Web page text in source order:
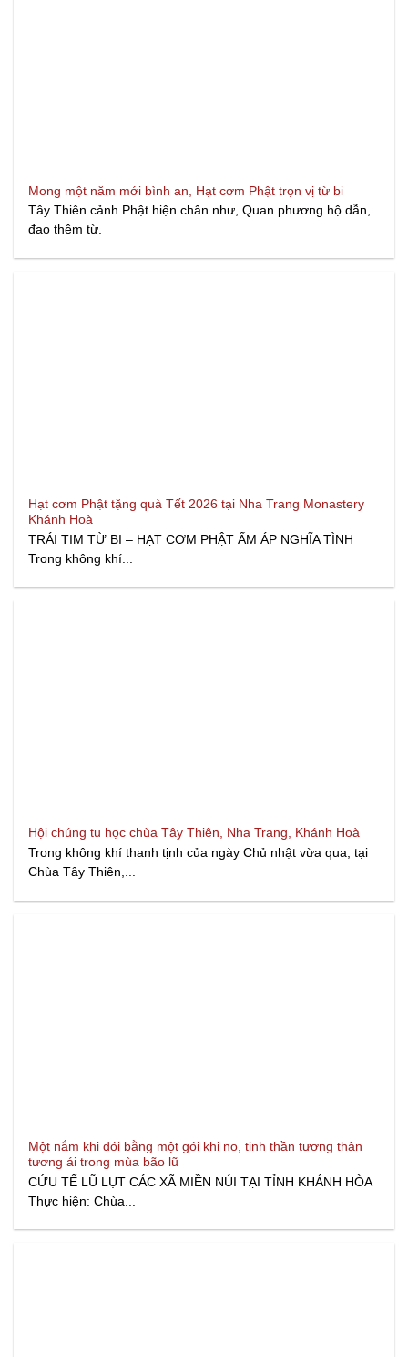
Mong một năm mới bình an, Hạt cơm Phật trọn vị từ bi
Tây Thiên cảnh Phật hiện chân như, Quan phương hộ dẫn,
đạo thêm từ.
Hạt cơm Phật tặng quà Tết 2026 tại Nha Trang Monastery
Khánh Hoà
TRÁI TIM TỪ BI – HẠT CƠM PHẬT ẤM ÁP NGHĨA TÌNH
Trong không khí...
Hội chúng tu học chùa Tây Thiên, Nha Trang, Khánh Hoà
Trong không khí thanh tịnh của ngày Chủ nhật vừa qua, tại
Chùa Tây Thiên,...
Một nắm khi đói bằng một gói khi no, tinh thần tương thân
tương ái trong mùa bão lũ
CỨU TẾ LŨ LỤT CÁC XÃ MIỀN NÚI TẠI TỈNH KHÁNH HÒA
Thực hiện: Chùa...